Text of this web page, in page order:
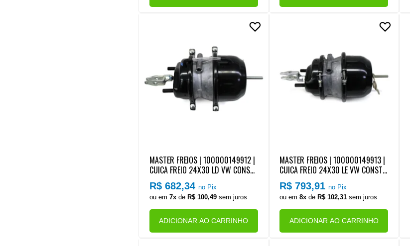
MASTER FREIOS | 100000149912 |
CUICA FREIO 24X30 LD VW CONSTE
LLATION EURO 5/6 (CONEXAO NG) (
COM MOLA HO REFORCADA) (COM F
ORQUILHA 5/8 COM DESVIO FO043)
R$ 682,34 no Pix
ou em 7xde R$ 100,49sem juros
ADICIONAR AO CARRINHO
MASTER FREIOS | 100000149913 |
CUICA FREIO 24X30 LE VW CONSTE
LLATION EURO 5/6 (CONEXAO NG) (
COM MOLA HO REFORCADA) (COM F
ORQUILHA 5/8 COM DESVIO FO043)
R$ 793,91no Pix
ou em8x deR$ 102,31 sem juros
ADICIONAR AO CARRINHO